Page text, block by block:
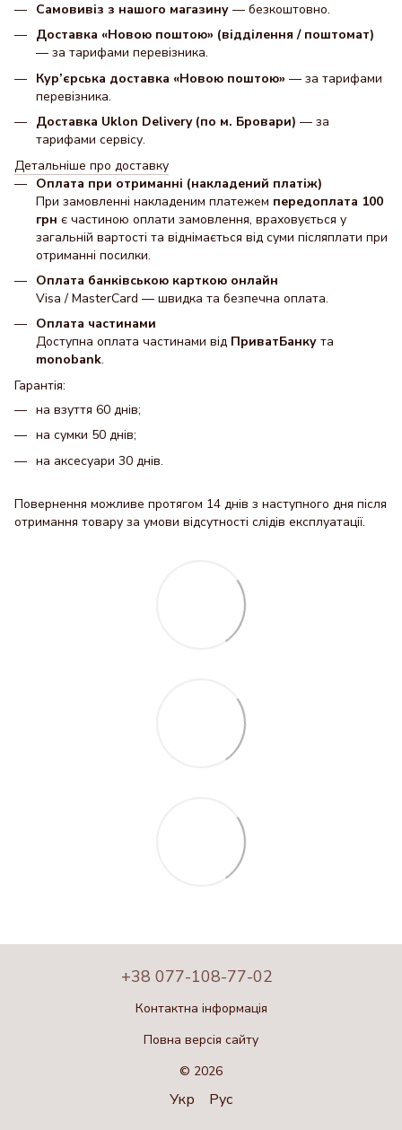
Самовивіз з нашого магазину — безкоштовно.
Доставка «Новою поштою» (відділення / поштомат)
— за тарифами перевізника.
Кур’єрська доставка «Новою поштою» — за тарифами
перевізника.
Доставка Uklon Delivery (по м. Бровари) — за
тарифами сервісу.
Детальніше про доставку
Оплата при отриманні (накладений платіж)
При замовленні накладеним платежем передоплата 100
грн є частиною оплати замовлення, враховується у
загальній вартості та віднімається від суми післяплати при
отриманні посилки.
Оплата банківською карткою онлайн
Visa / MasterCard — швидка та безпечна оплата.
Оплата частинами
Доступна оплата частинами від ПриватБанку та
monobank.
Гарантія:
на взуття 60 днів;
на сумки 50 днів;
на аксесуари 30 днів.
Повернення можливе протягом 14 днів з наступного дня після
отримання товару за умови відсутності слідів експлуатації.
+38 077-108-77-02
Контактна інформація
Повна версія сайту
© 2026
Укр Рус